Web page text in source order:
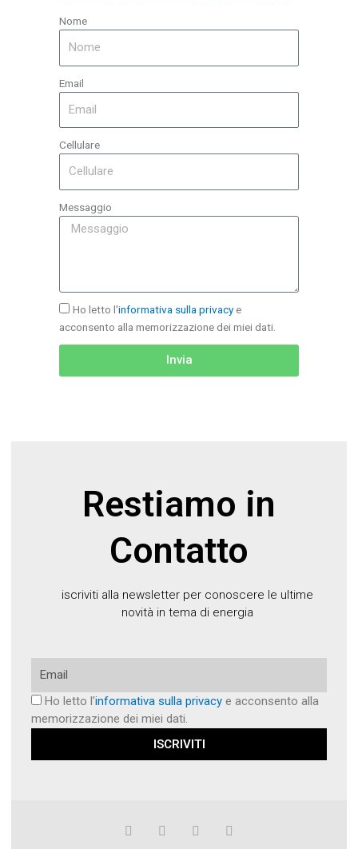
Nome
Email
Cellulare
Messaggio
Ho letto l'informativa sulla privacye
acconsento alla memorizzazione dei miei dati.
Invia
Restiamo in
Contatto
iscriviti alla newsletter per conoscere le ultime
novità in tema di energia
Ho letto l'informativa sulla privacye acconsento alla
memorizzazione dei miei dati.
ISCRIVITI
F
T
G
P